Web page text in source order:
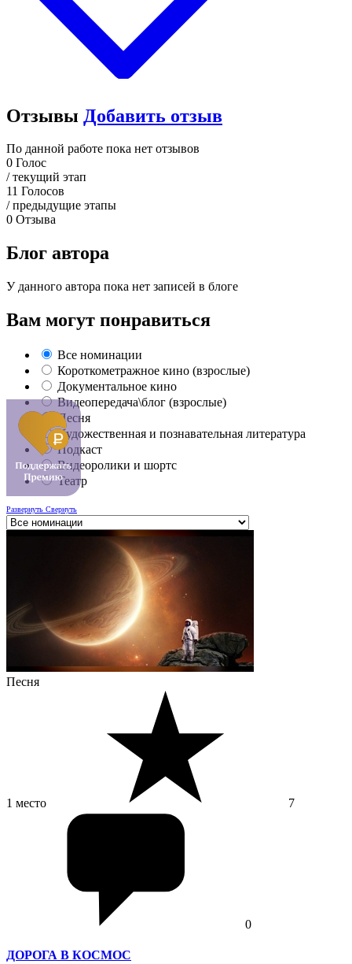
Отзывы Добавить отзыв
По данной работе пока нет отзывов
0 Голос
/ текущий этап
11 Голосов
/ предыдущие этапы
0 Отзыва
Блог автора
У данного автора пока нет записей в блоге
Вам могут понравиться
Все номинации
Короткометражное кино (взрослые)
Документальное кино
Видеопередача\блог (взрослые)
Песня
Художественная и познавательная литература
Подкаст
Видеоролики и шортс
Театр
Развернуть Свернуть
Песня
1 место 7
0
ДОРОГА В КОСМОС